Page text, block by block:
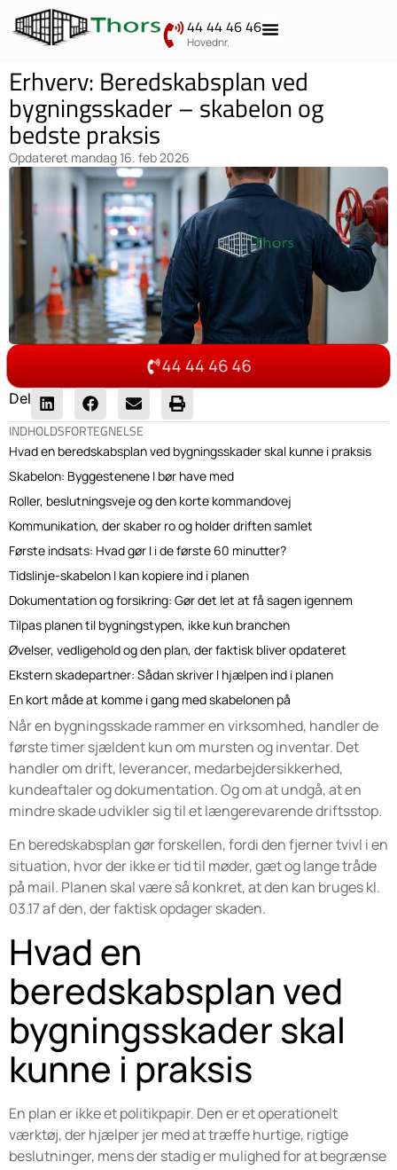
44 44 46 46
Hovednr.
Erhverv: Beredskabsplan ved
bygningsskader – skabelon og
bedste praksis
Opdateret mandag 16. feb 2026
44 44 46 46
Del
INDHOLDSFORTEGNELSE
Hvad en beredskabsplan ved bygningsskader skal kunne i praksis
Skabelon: Byggestenene I bør have med
Roller, beslutningsveje og den korte kommandovej
Kommunikation, der skaber ro og holder driften samlet
Første indsats: Hvad gør I i de første 60 minutter?
Tidslinje-skabelon I kan kopiere ind i planen
Dokumentation og forsikring: Gør det let at få sagen igennem
Tilpas planen til bygningstypen, ikke kun branchen
Øvelser, vedligehold og den plan, der faktisk bliver opdateret
Ekstern skadepartner: Sådan skriver I hjælpen ind i planen
En kort måde at komme i gang med skabelonen på
Når en bygningsskade rammer en virksomhed, handler de
første timer sjældent kun om mursten og inventar. Det
handler om drift, leverancer, medarbejdersikkerhed,
kundeaftaler og dokumentation. Og om at undgå, at en
mindre skade udvikler sig til et længerevarende driftsstop.
En beredskabsplan gør forskellen, fordi den fjerner tvivl i en
situation, hvor der ikke er tid til møder, gæt og lange tråde
på mail. Planen skal være så konkret, at den kan bruges kl.
03.17 af den, der faktisk opdager skaden.
Hvad en
beredskabsplan ved
bygningsskader skal
kunne i praksis
En plan er ikke et politikpapir. Den er et operationelt
værktøj, der hjælper jer med at træffe hurtige, rigtige
beslutninger, mens der stadig er mulighed for at begrænse